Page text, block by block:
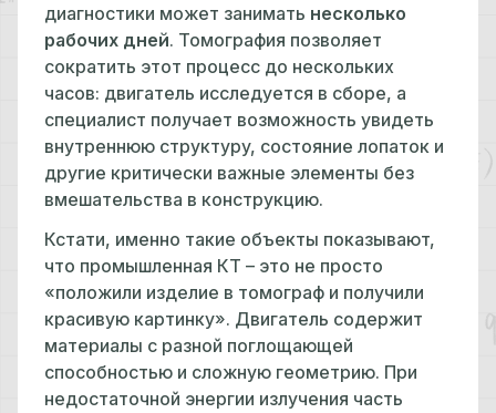
диагностики может занимать несколько
рабочих дней. Томография позволяет
сократить этот процесс до нескольких
часов: двигатель исследуется в сборе, а
специалист получает возможность увидеть
внутреннюю структуру, состояние лопаток и
другие критически важные элементы без
вмешательства в конструкцию.
Кстати, именно такие объекты показывают,
что промышленная КТ – это не просто
«положили изделие в томограф и получили
красивую картинку». Двигатель содержит
материалы с разной поглощающей
способностью и сложную геометрию. При
недостаточной энергии излучения часть